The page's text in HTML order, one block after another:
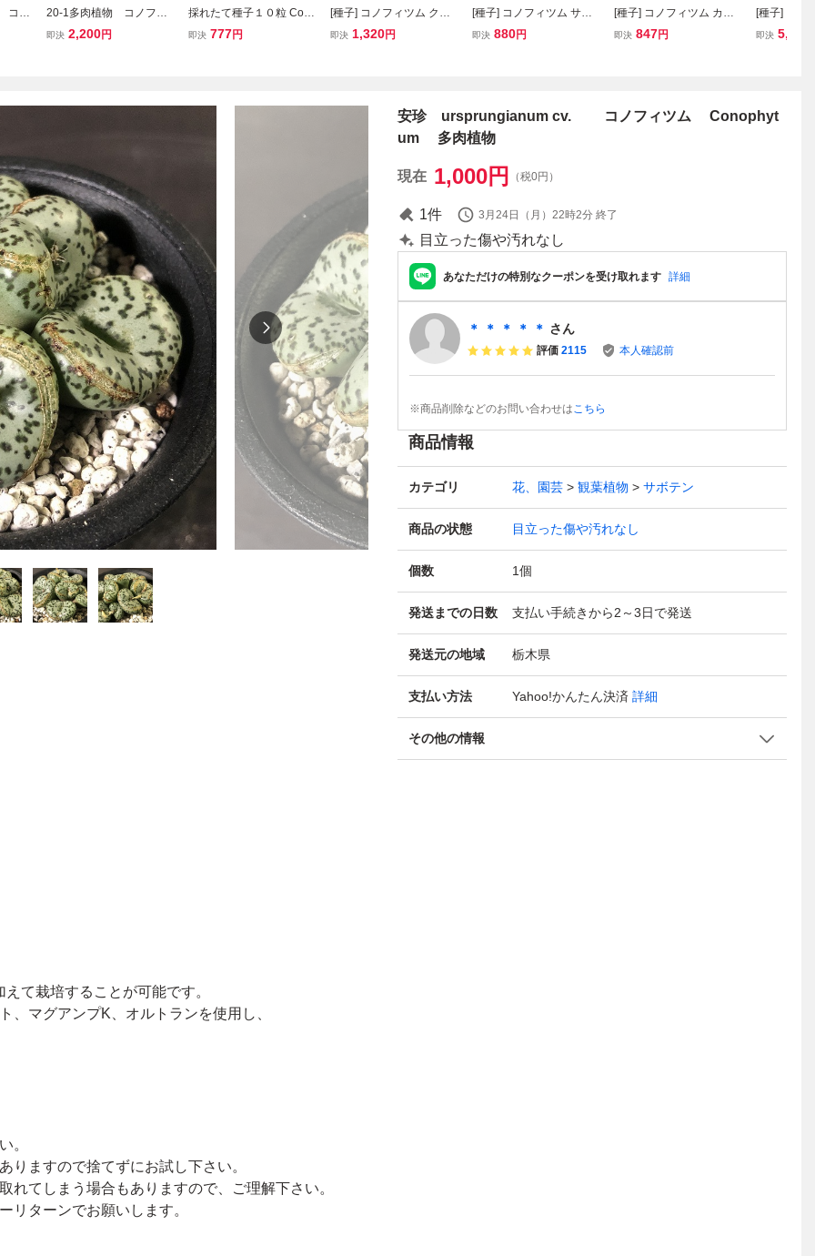
コノ
20-1多肉植物 コノフィ
ツム Conophytum mini
即決 2,200円
採れたて種子１０粒 Con
ophytum ratum コノフィ
即決 777円
[種子] コノフィツム クラ
ベレンセ Conophytum ob
即決 1,320円
[種子] コノフィツム サブ
フェネストラツム Conop
即決 880円
[種子] コノフィツム カル
キュルス 玉翡翠 Conophy
即決 847円
[種子] コノ
ゲリ
即決 5,060
安珍 ursprungianum cv. コノフィツム Conophyt
um 多肉植物
現在 1,000円 （税0円）
1件 3月24日（月）22時2分 終了
目立った傷や汚れなし
あなただけの特別なクーポンを受け取れます 詳細
＊ ＊ ＊ ＊ ＊ さん
評価 2115 本人確認前
※商品削除などのお問い合わせはこちら
商品情報
カテゴリ 花、園芸 観葉植物 サボテン
商品の状態 目立った傷や汚れなし
個数 1個
発送までの日数 支払い手続きから2～3日で発送
発送元の地域 栃木県
支払い方法 Yahoo!かんたん決済 詳細
その他の情報